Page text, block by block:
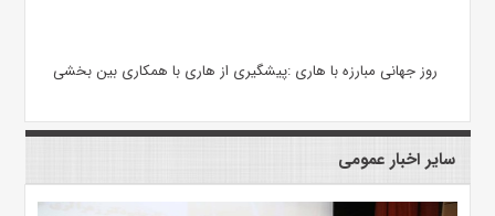
روز جهانی مبارزه با هاری :پیشگیری از هاری با همکاری بین بخشی
سایر اخبار عمومی